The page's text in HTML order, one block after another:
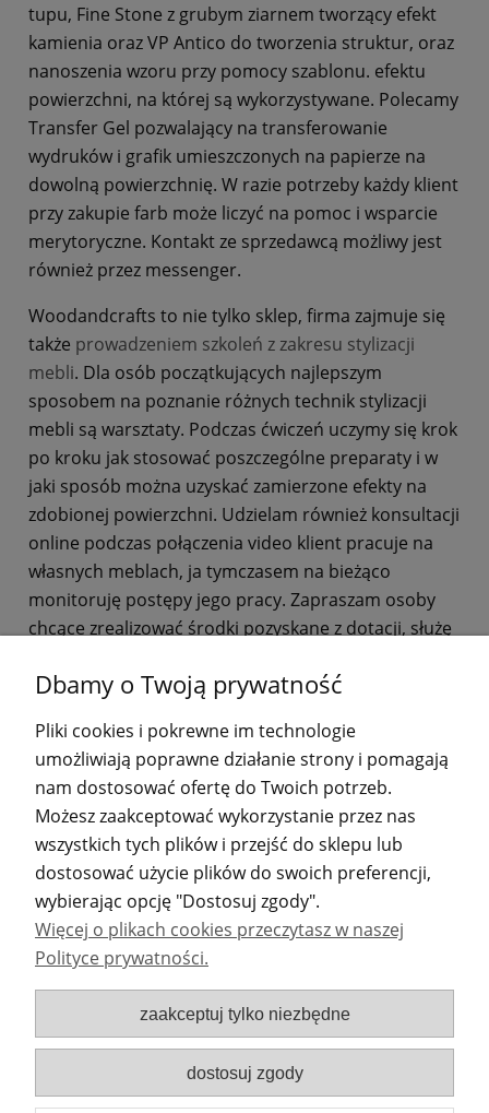
tupu, Fine Stone z grubym ziarnem tworzący efekt
kamienia oraz VP Antico do tworzenia struktur, oraz
nanoszenia wzoru przy pomocy szablonu. efektu
powierzchni, na której są wykorzystywane. Polecamy
Transfer Gel pozwalający na transferowanie
wydruków i grafik umieszczonych na papierze na
dowolną powierzchnię. W razie potrzeby każdy klient
przy zakupie farb może liczyć na pomoc i wsparcie
merytoryczne. Kontakt ze sprzedawcą możliwy jest
również przez messenger.
Woodandcrafts to nie tylko sklep, firma zajmuje się
także prowadzeniem szkoleń z zakresu stylizacji
mebli. Dla osób początkujących najlepszym
sposobem na poznanie różnych technik stylizacji
mebli są warsztaty. Podczas ćwiczeń uczymy się krok
po kroku jak stosować poszczególne preparaty i w
jaki sposób można uzyskać zamierzone efekty na
zdobionej powierzchni. Udzielam również konsultacji
online podczas połączenia video klient pracuje na
własnych meblach, ja tymczasem na bieżąco
monitoruję postępy jego pracy. Zapraszam osoby
chcące zrealizować środki pozyskane z dotacji, służę
realizacji zamówienia oraz faktury VAT. Na życzenie
szkoleniu.
POMOC
MOJE KONTO
INFORMACJE
DANE ADRESOWE
Dbamy o Twoją prywatność
Pliki cookies i pokrewne im technologie
umożliwiają poprawne działanie strony i pomagają
nam dostosować ofertę do Twoich potrzeb.
Możesz zaakceptować wykorzystanie przez nas
wszystkich tych plików i przejść do sklepu lub
dostosować użycie plików do swoich preferencji,
wybierając opcję "Dostosuj zgody".
Więcej o plikach cookies przeczytasz w naszej
Polityce prywatności.
zaakceptuj tylko niezbędne
dostosuj zgody